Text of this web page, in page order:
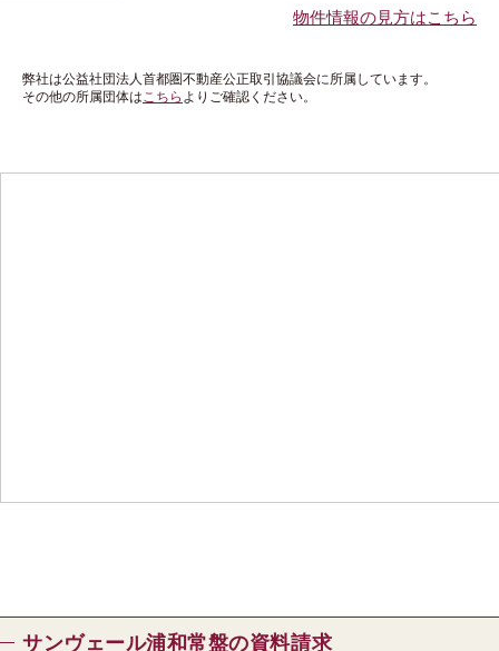
物件情報の見方はこちら
弊社は公益社団法人首都圏不動産公正取引協議会に所属しています。
その他の所属団体はこちら よりご確認ください。
サンヴェール浦和常盤の資料請求